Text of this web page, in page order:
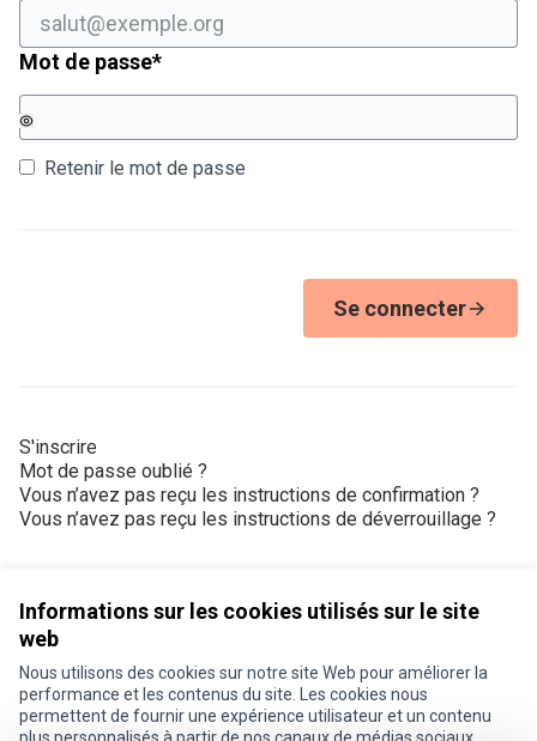
Informations sur les cookies utilisés sur le site
web
Nous utilisons des cookies sur notre site Web pour améliorer la
performance et les contenus du site. Les cookies nous
permettent de fournir une expérience utilisateur et un contenu
Mot de passe*Champ obligatoire
Retenir le mot de passe
Se connecter
S'inscrire
Mot de passe oublié ?
Vous n’avez pas reçu les instructions de confirmation ?
Vous n’avez pas reçu les instructions de déverrouillage ?
Conditions d'utilisation
Paramètres des cookies
Je participe ! sur X
Je participe ! sur Facebook
Je participe ! sur Instagram